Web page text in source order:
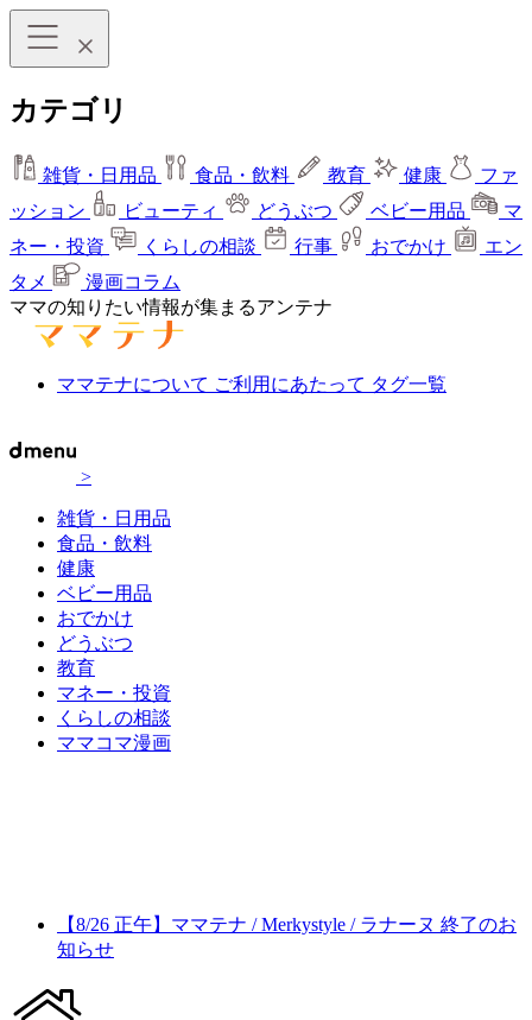
カテゴリ
雑貨・日用品 食品・飲料 教育 健康
ファ
ッション
ビューティ どうぶつ ベビー用品
マ
ネー・投資
くらしの相談 行事 おでかけ
エン
タメ
漫画コラム
ママの知りたい情報が集まるアンテナ
ママテナについて ご利用にあたって タグ一覧
>
雑貨・日用品
食品・飲料
健康
ベビー用品
おでかけ
どうぶつ
教育
マネー・投資
くらしの相談
ママコマ漫画
【8/26 正午】ママテナ / Merkystyle / ラナーヌ 終了のお
知らせ